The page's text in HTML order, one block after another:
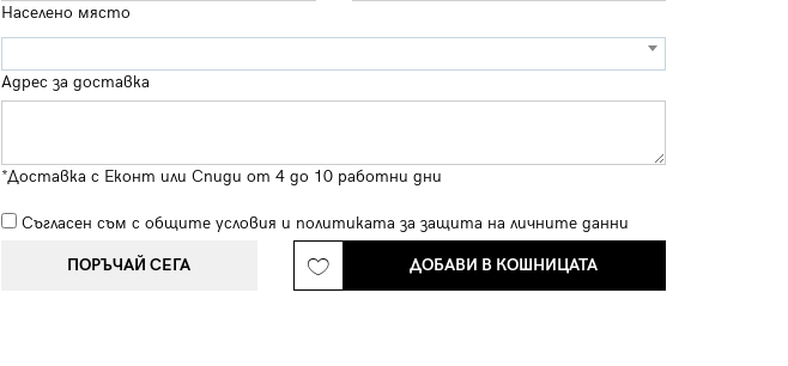
Населено място
Адрес за доставка
*Доставка с Еконт или Спиди от 4 до 10 работни дни
Съгласен съм с общите условия и политиката за защита на личните данни
ПОРЪЧАЙ СЕГА ДОБАВИ В КОШНИЦАТА